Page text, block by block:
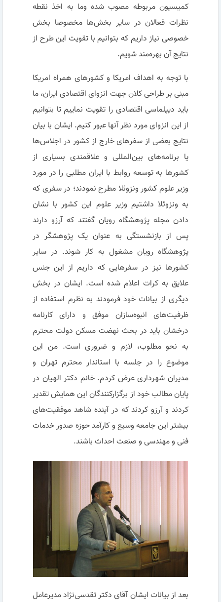
کمیسیون مربوطه مصوب شده وما به اخذ نقطه
نظرات فعالان در سایر بخش‌ها مخصوصا بخش
خصوصی نیاز داریم که بتوانیم با تقویت این طرح از
نتایج آن بهره‌مند شویم.
با توجه به اهداف امریکا و کشورهای همراه امریکا
مبنی بر طراحی کلان جهت انزوای اقتصادی ایران، ما
باید دیپلماسی اقتصادی را تقویت نماییم تا بتوانیم
از این انزوای مورد نظر آنها عبور کنیم. ایشان با بیان
نتایج بعضی از سفرهای خارج از کشور در اجلاس‌ها
یا برنامه‌های بین‌المللی و علاقمندی بسیاری از
کشورها به توسعه روابط با ایران مطلبی را در مورد
وزیر علوم کشور ونزوئلا مطرح نمودند؛ در سفری که
به ونزوئلا داشتیم وزیر علوم این کشور با نشان
دادن مجله پژوهشگاه رویان گفتند که آرزو دارند
پس از بازنشستگی به عنوان یک پژوهشگر در
پژوهشگاه رویان مشغول به کار شوند. در سایر
کشورها نیز در سفرهایی که داریم از این جنس
علایق به کرات اعلام شده است. ایشان در بخش
دیگری از بیانات خود فرمودند به نظرم استفاده از
ظرفیت‌های انبوه‌سازان موفق و دارای کارنامه
درخشان باید در بحث نهضت مسکن دولت محترم
به نحو مطلوب، لازم و ضروری است. من این
موضوع را در جلسه با استاندار محترم تهران و
مدیران شهرداری عرض کردم. خانم دکتر الهیان در
پایان مطالب خود از برگزارکنندگان این همایش تقدیر
کردند و آرزو کردند که در آینده شاهد موفقیت‌های
بیشتر این جامعه وسیع و کارآمد حوزه صدور خدمات
فنی و مهندسی و صنعت احداث باشند.
بعد از بیانات ایشان آقای دکتر تقدسی‌نژاد مدیرعامل